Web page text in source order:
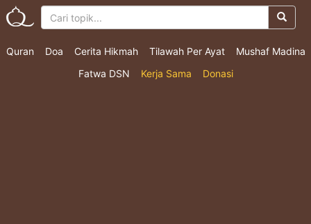
Quran Doa Cerita Hikmah Tilawah Per Ayat
Mushaf Madina
Fatwa DSN
Kerja Sama Donasi